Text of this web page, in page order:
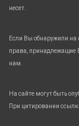
несет.
Если Вы обнаружили
права, принадлежащие
нам.
На сайте могут быть
При цитировании